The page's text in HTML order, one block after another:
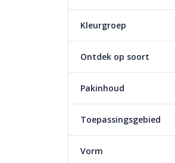
Kleurgroep
Ontdek op soort
Pakinhoud
Toepassingsgebied
Vorm